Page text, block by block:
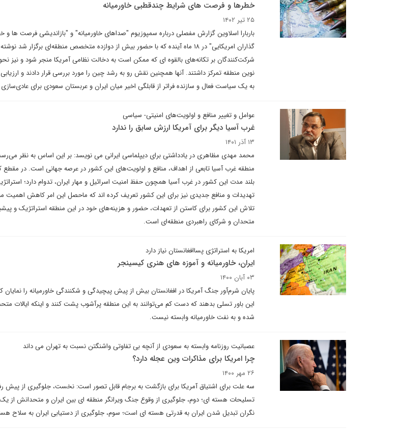
خطرها و فرصت های شرایط چندقطبی خاورمیانه
۲۵ تیر ۱۴۰۲
باربارا اسلاوین گزارش مفصلی درباره سمپوزیوم "صداهای خاورمیانه" و "بازاندیشی فرصت ها و
گذاران امریکایی" در ۱۸ ماه آینده که با حضور بیش از دوازده متخصص منطقه‌ای برگزار
شرکت‌کنندگان بر تکانه‌های بالقوه ای که ممکن است به دخالت نظامی آمریکا منجر شود و نیز
نوین منطقه تمرکز داشتند. آنها همچنین نقش رو به رشد چین را مورد بررسی قرار دادند و
به یک سیاست فعال و سازنده فراتر از قابلگی اخیر میان ایران و عربستان سعودی برای
عوامل و تغییر منافع و اولویت‌های امنیتی- سیاسی
غرب آسیا دیگر برای آمریکا ارزش سابق را ندارد
۱۳ آذر ۱۴۰۱
محمد مهدی مظاهری در یادداشتی برای دیپلماسی ایرانی می نویسد: بر این اساس به نظر می‌رسد
منطقه غرب آسیا تابعی از اهداف، منافع و اولویت‌های این کشور در عرصه جهانی است. در
بلند مدت این کشور در غرب آسیا همچون حفظ امنیت اسرائیل و مهار ایران، تدوام دارد؛
تهدیدات و منافع جدیدی نیز برای این کشور تعریف کرده اند که ماحصل این امر کاهش اهمیت
تلاش این کشور برای کاستن از تعهدات، حضور و هزینه‌های خود در این منطقه استراتژیک و
متحدان و شرکای راهبردی منطقه‌ای است.
امریکا به استراتژی پساافغانستان نیاز دارد
ایران، خاورمیانه و آموزه های هنری کیسینجر
۰۳ آبان ۱۴۰۰
پایان شرم‌آور جنگ آمریکا در افغانستان بیش از پیش پیچیدگی و شکنندگی خاورمیانه را نمایان
این باور تسلی بدهند که دست کم می‌توانند به این منطقه پرآشوب پشت کنند و اینکه ایالات
شده و به نفت خاورمیانه وابسته نیست.
عصبانیت روزنامه وابسته به سعودی از آنچه بی تفاوتی واشنگتن نسبت به تهران می داند
چرا امریکا برای مذاکرات وین عجله دارد؟
۲۶ مهر ۱۴۰۰
سه علت برای اشتیاق آمریکا برای بازگشت به برجام قابل تصور است: نخست، جلوگیری از پیش
تسلیحات هسته ای؛ دوم، جلوگیری از وقوع جنگ ویرانگر منطقه ای بین ایران و متحدانش از
نگران تبدیل شدن ایران به قدرتی هسته ای است؛ سوم، جلوگیری از دستیابی ایران به سلاح